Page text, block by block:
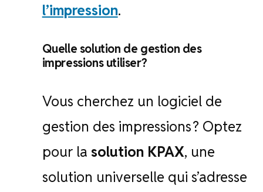
l’impression.
Quelle solution de gestion des
impressions utiliser ?
Vous cherchez un logiciel de
gestion des impressions ? Optez
pour la solution KPAX, une
solution universelle qui s’adresse